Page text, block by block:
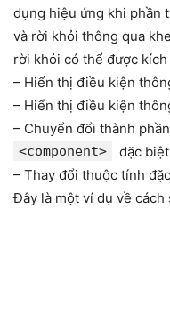
dụng hiệu ứng khi phần
và rời khỏi thông qua
rời khỏi có thể được
– Hiển thị điều kiện
– Hiển thị điều kiện
– Chuyển đổi thành
<component>
đặc biệt
– Thay đổi thuộc tính
Đây là một ví dụ về cách